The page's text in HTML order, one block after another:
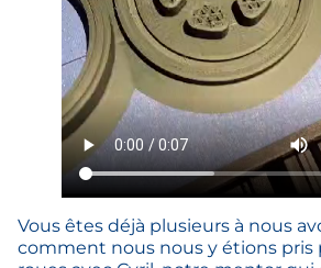
Vous êtes déjà plusieurs à nous
comment nous nous y étions pris